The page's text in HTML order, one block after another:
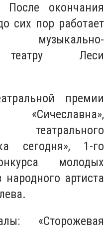
окончания
сих пор работает
театру Леси
премии
театрального
сегодня», 1-го
молодых
артиста
«Сторожевая